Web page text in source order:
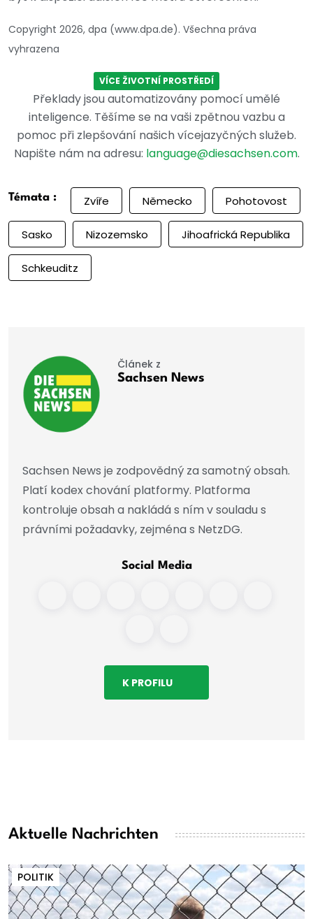
Copyright 2026, dpa (www.dpa.de). Všechna práva
vyhrazena
VÍCE ŽIVOTNÍ PROSTŘEDÍ
Překlady jsou automatizovány pomocí umělé
inteligence. Těšíme se na vaši zpětnou vazbu a
pomoc při zlepšování našich vícejazyčných služeb.
Napište nám na adresu: language@diesachsen.com.
Témata : Zvíře Německo Pohotovost
Sasko Nizozemsko Jihoafrická Republika
Schkeuditz
Článek z
Sachsen News
Sachsen News je zodpovědný za samotný obsah.
Platí kodex chování platformy. Platforma
kontroluje obsah a nakládá s ním v souladu s
právními požadavky, zejména s NetzDG.
Social Media
K PROFILU
Aktuelle Nachrichten
POLITIK